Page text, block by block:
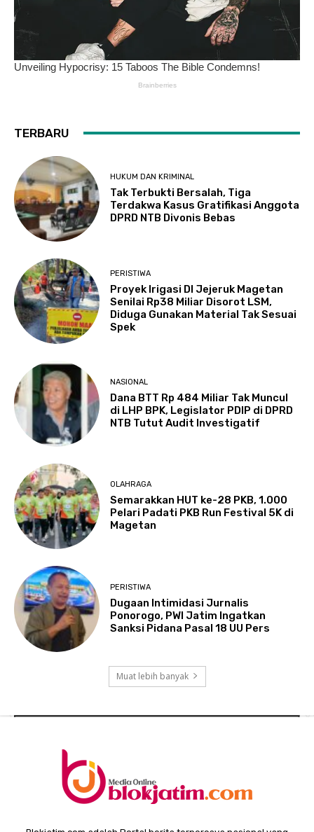
TERBARU
HUKUM DAN KRIMINAL
Tak Terbukti Bersalah, Tiga
Terdakwa Kasus Gratifikasi Anggota
DPRD NTB Divonis Bebas
PERISTIWA
Proyek Irigasi DI Jejeruk Magetan
Senilai Rp38 Miliar Disorot LSM,
Diduga Gunakan Material Tak Sesuai
Spek
NASIONAL
Dana BTT Rp 484 Miliar Tak Muncul
di LHP BPK, Legislator PDIP di DPRD
NTB Tutut Audit Investigatif
OLAHRAGA
Semarakkan HUT ke-28 PKB, 1.000
Pelari Padati PKB Run Festival 5K di
Magetan
PERISTIWA
Dugaan Intimidasi Jurnalis
Ponorogo, PWI Jatim Ingatkan
Sanksi Pidana Pasal 18 UU Pers
Muat lebih banyak